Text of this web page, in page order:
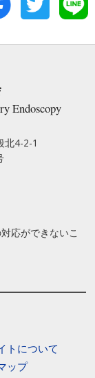
Endoscopy
4-2-1
応ができないこ
トについて
ップ